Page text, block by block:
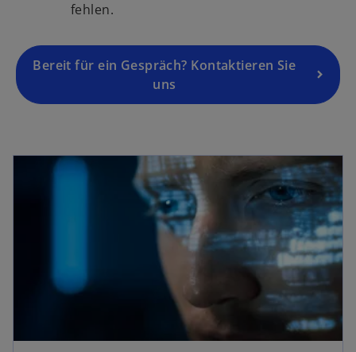
fehlen.
Bereit für ein Gespräch? Kontaktieren Sie
uns
e
t
k
a
r
t
e
g
ö
ff
n